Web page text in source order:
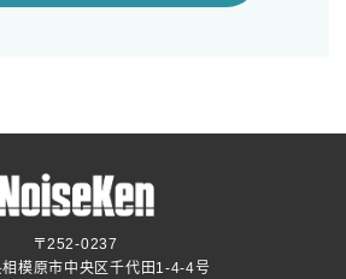
〒252-0237
相模原市中央区千代田1-4-4号